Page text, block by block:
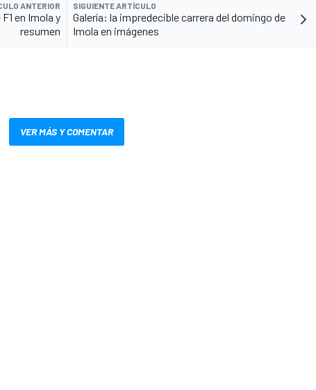
ANTERIOR
en Imola y
resumen
SIGUIENTE ARTÍCULO
Galería: la impredecible carrera del domingo de
Imola en imágenes
VER MÁS Y COMENTAR